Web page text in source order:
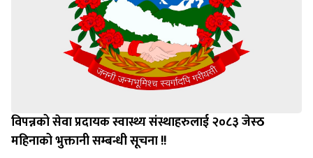
विपन्नको सेवा प्रदायक स्वास्थ्य संस्थाहरुलाई २०८३ जेस्ठ
महिनाको भुक्तानी सम्बन्धी सूचना !!